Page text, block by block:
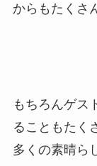
からもたくさ
もちろんゲス
ることもたく
多くの素晴ら